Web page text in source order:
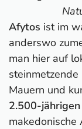
Afytos ist im
anderswo
man hier auf
Mauern und
2.500-jährigen
makedonische